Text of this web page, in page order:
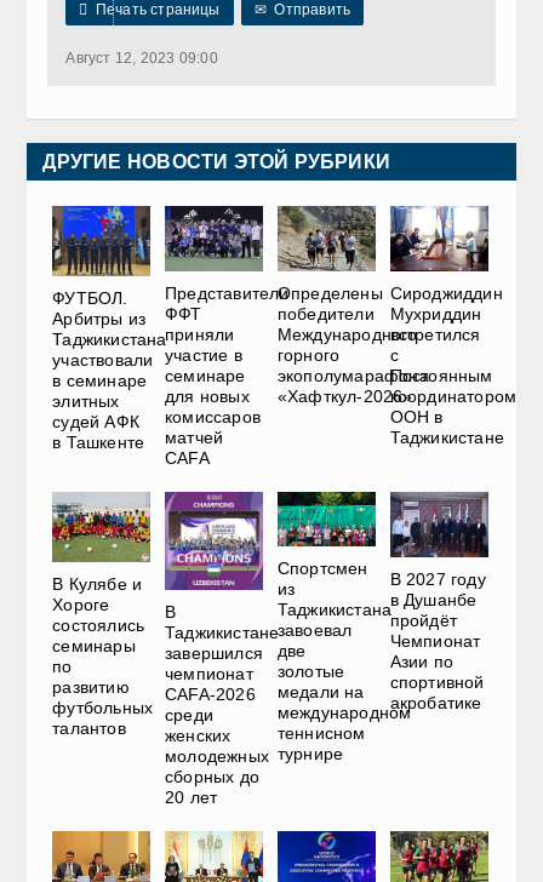
 Печать страницы ✉ Отправить
Август 12, 2023 09:00
ДРУГИЕ НОВОСТИ ЭТОЙ РУБРИКИ
ФУТБОЛ.
Арбитры из
Таджикистана
участвовали
в семинаре
элитных
судей АФК
в Ташкенте
Представители
ФФТ
приняли
участие в
семинаре
для новых
комиссаров
матчей
CAFA
Определены
победители
Международного
горного
экополумарафона
«Хафткул-2026»
Сироджиддин
Мухриддин
встретился
с
Постоянным
координатором
ООН в
Таджикистане
В Кулябе и
Хороге
состоялись
семинары
по
развитию
футбольных
талантов
В
Таджикистане
завершился
чемпионат
CAFA-2026
среди
женских
молодежных
сборных до
20 лет
Спортсмен
из
Таджикистана
завоевал
две
золотые
медали на
международном
теннисном
турнире
В 2027 году
в Душанбе
пройдёт
Чемпионат
Азии по
спортивной
акробатике